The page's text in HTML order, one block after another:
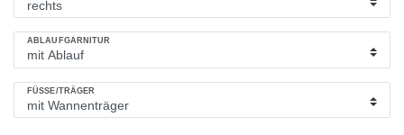
ABLAUFGARNITUR
FÜSSE/TRÄGER